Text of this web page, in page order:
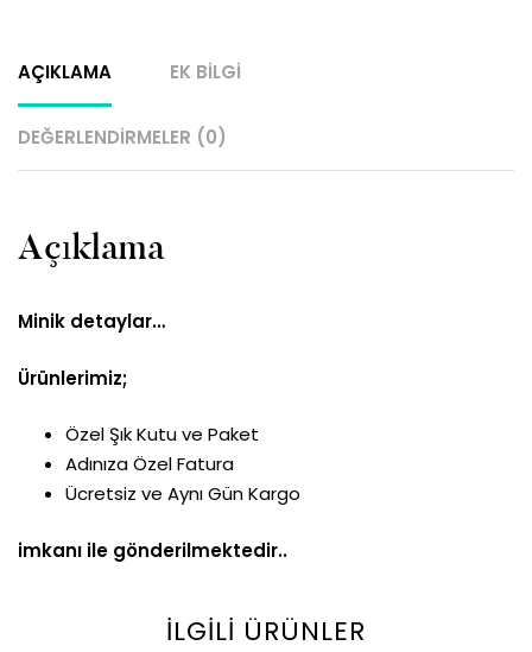
adet
AÇIKLAMA EK BILGI
DEĞERLENDIRMELER (0)
Açıklama
Minik detaylar…
Ürünlerimiz;
Özel Şık Kutu ve Paket
Adınıza Özel Fatura
Ücretsiz ve Aynı Gün Kargo
imkanı ile gönderilmektedir..
İLGILI ÜRÜNLER